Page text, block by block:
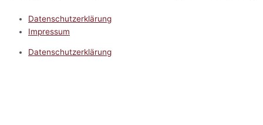
Datenschutzerklärung
Impressum
Datenschutzerklärung